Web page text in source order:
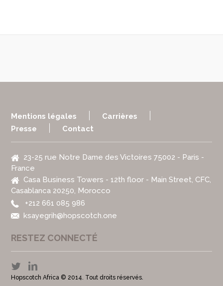
Mentions légales
Carrières
Presse
Contact
23-25 rue Notre Dame des Victoires 75002 - Paris -
France
Casa Business Towers - 12th floor - Main Street, CFC,
Casablanca 20250, Morocco
+212 661 085 986
ksayegrih@hopscotch.one
RESTEZ CONNECTÉ
Hopscotch Africa © 2014. Tout droits réservés.